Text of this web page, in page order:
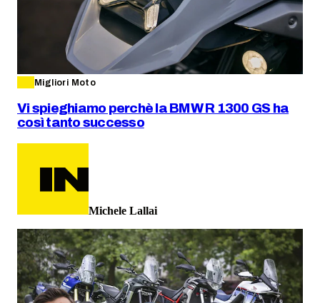
Migliori Moto
Vi spieghiamo perchè la BMW R 1300 GS ha
così tanto successo
Michele Lallai